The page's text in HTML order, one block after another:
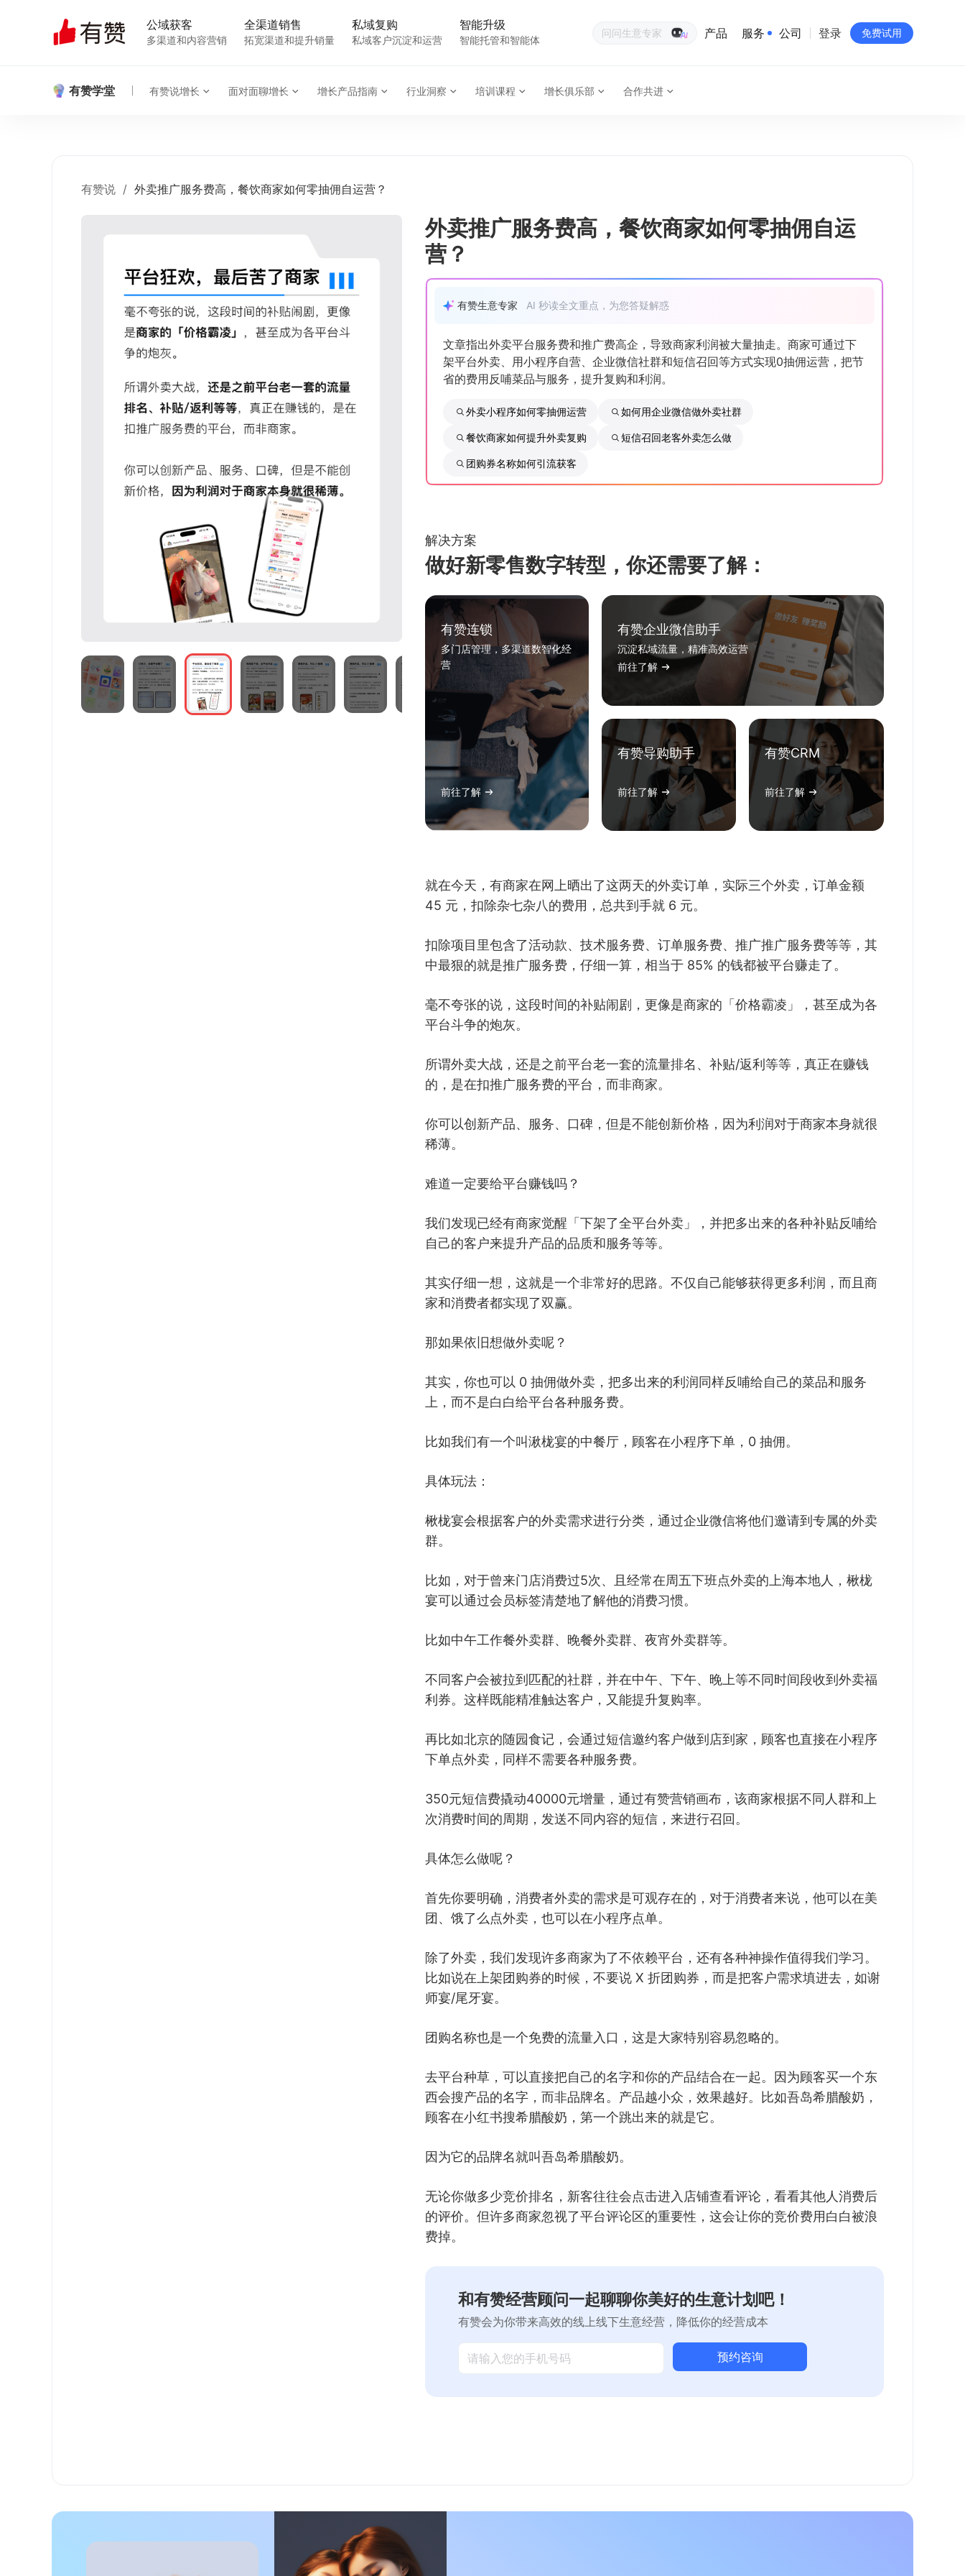
公域获客
多渠道和内容营销
全渠道销售
拓宽渠道和提升销量
私域复购
私域客户沉淀和运营
智能升级
智能托管和智能体
生意专家
产品 服务 公司
有赞公益
登录 免费试用
有赞学堂 有赞说增长 面对面聊增长 增长产品指南 行业洞察 培训课程 增长俱乐部 合作共进
有赞说 / 外卖推广服务费高，餐饮商家如何零抽佣自运营？
外卖推广服务费高，餐饮商家如何零抽佣自运
营？
有赞生意专家 AI 秒读全文重点，为您答疑解惑
文章指出外卖平台服务费和推广费高企，导致商家利润被大量抽走。商家可通过下
架平台外卖、用小程序自营、企业微信社群和短信召回等方式实现0抽佣运营，把节
省的费用反哺菜品与服务，提升复购和利润。
外卖小程序如何零抽佣运营 如何用企业微信做外卖社群
餐饮商家如何提升外卖复购 短信召回老客外卖怎么做
团购券名称如何引流获客
解决方案
做好新零售数字转型，你还需要了解：
有赞连锁
多门店管理，多渠道数智化经
营
前往了解
有赞企业微信助手
沉淀私域流量，精准高效运营
前往了解
有赞导购助手
前往了解
有赞CRM
前往了解
就在今天，有商家在网上晒出了这两天的外卖订单，实际三个外卖，订单金额
45 元，扣除杂七杂八的费用，总共到手就 6 元。
扣除项目里包含了活动款、技术服务费、订单服务费、推广推广服务费等等，其
中最狠的就是推广服务费，仔细一算，相当于 85% 的钱都被平台赚走了。
毫不夸张的说，这段时间的补贴闹剧，更像是商家的「价格霸凌」，甚至成为各
平台斗争的炮灰。
所谓外卖大战，还是之前平台老一套的流量排名、补贴/返利等等，真正在赚钱
的，是在扣推广服务费的平台，而非商家。
你可以创新产品、服务、口碑，但是不能创新价格，因为利润对于商家本身就很
稀薄。
难道一定要给平台赚钱吗？
我们发现已经有商家觉醒「下架了全平台外卖」，并把多出来的各种补贴反哺给
自己的客户来提升产品的品质和服务等等。
其实仔细一想，这就是一个非常好的思路。不仅自己能够获得更多利润，而且商
家和消费者都实现了双赢。
那如果依旧想做外卖呢？
其实，你也可以 0 抽佣做外卖，把多出来的利润同样反哺给自己的菜品和服务
上，而不是白白给平台各种服务费。
比如我们有一个叫湫栊宴的中餐厅，顾客在小程序下单，0 抽佣。
具体玩法：
楸栊宴会根据客户的外卖需求进行分类，通过企业微信将他们邀请到专属的外卖
群。
比如，对于曾来门店消费过5次、且经常在周五下班点外卖的上海本地人，楸栊
宴可以通过会员标签清楚地了解他的消费习惯。
比如中午工作餐外卖群、晚餐外卖群、夜宵外卖群等。
不同客户会被拉到匹配的社群，并在中午、下午、晚上等不同时间段收到外卖福
利券。这样既能精准触达客户，又能提升复购率。
再比如北京的随园食记，会通过短信邀约客户做到店到家，顾客也直接在小程序
下单点外卖，同样不需要各种服务费。
350元短信费撬动40000元增量，通过有赞营销画布，该商家根据不同人群和上
次消费时间的周期，发送不同内容的短信，来进行召回。
具体怎么做呢？
首先你要明确，消费者外卖的需求是可观存在的，对于消费者来说，他可以在美
团、饿了么点外卖，也可以在小程序点单。
除了外卖，我们发现许多商家为了不依赖平台，还有各种神操作值得我们学习。
比如说在上架团购券的时候，不要说 X 折团购券，而是把客户需求填进去，如谢
师宴/尾牙宴。
团购名称也是一个免费的流量入口，这是大家特别容易忽略的。
去平台种草，可以直接把自己的名字和你的产品结合在一起。因为顾客买一个东
西会搜产品的名字，而非品牌名。产品越小众，效果越好。比如吾岛希腊酸奶，
顾客在小红书搜希腊酸奶，第一个跳出来的就是它。
因为它的品牌名就叫吾岛希腊酸奶。
无论你做多少竞价排名，新客往往会点击进入店铺查看评论，看看其他人消费后
的评价。但许多商家忽视了平台评论区的重要性，这会让你的竞价费用白白被浪
费掉。
和有赞经营顾问一起聊聊你美好的生意计划吧！
有赞会为你带来高效的线上线下生意经营，降低你的经营成本
预约咨询